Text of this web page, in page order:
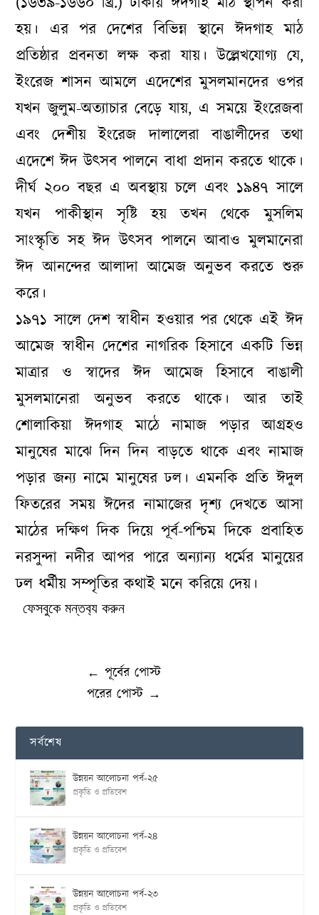
হয়। এর পর দেশের বিভিন্ন স্থানে ঈদগাহ মাঠ
প্রতিষ্ঠার প্রবনতা লক্ষ করা যায়। উল্লেখযোগ্য যে,
ইংরেজ শাসন আমলে এদেশের মুসলমানদের ওপর
যখন জুলুম-অত্যাচার বেড়ে যায়, এ সময়ে ইংরেজবা
এবং দেশীয় ইংরেজ দালালেরা বাঙালীদের তথা
এদেশে ঈদ উৎসব পালনে বাধা প্রদান করতে থাকে।
দীর্ঘ ২০০ বছর এ অবস্থায় চলে এবং ১৯৪৭ সালে
যখন পাকীস্থান সৃষ্টি হয় তখন থেকে মুসলিম
সাংস্কৃতি সহ ঈদ উৎসব পালনে আবাও মুলমানেরা
ঈদ আনন্দের আলাদা আমেজ অনুভব করতে শুরু
করে।
১৯৭১ সালে দেশ স্বাধীন হওয়ার পর থেকে এই ঈদ
আমেজ স্বাধীন দেশের নাগরিক হিসাবে একটি ভিন্ন
মাত্রার ও স্বাদের ঈদ আমেজ হিসাবে বাঙালী
মুসলমানেরা অনুভব করতে থাকে। আর তাই
শোলাকিয়া ঈদগাহ মাঠে নামাজ পড়ার আগ্রহও
মানুষের মাঝে দিন দিন বাড়তে থাকে এবং নামাজ
পড়ার জন্য নামে মানুষের ঢল। এমনকি প্রতি ঈদুল
ফিতরের সময় ঈদের নামাজের দৃশ্য দেখতে আসা
মাঠের দক্ষিণ দিক দিয়ে পূর্ব-পশ্চিম দিকে প্রবাহিত
নরসুন্দা নদীর আপর পারে অন্যান্য ধর্মের মানুয়ের
ঢল ধর্মীয় সম্পৃতির কথাই মনে করিয়ে দেয়।
ফেসবুকে মন্তব‌্য করুন
←পূর্বের পোস্ট
পরের পোস্ট →
সর্বশেষ
উন্নয়ন আলোচনা পর্ব-২৫
প্রকৃতি ও প্রতিবেশ
উন্নয়ন আলোচনা পর্ব-২৪
প্রকৃতি ও প্রতিবেশ
উন্নয়ন আলোচনা পর্ব-২৩
প্রকৃতি ও প্রতিবেশ